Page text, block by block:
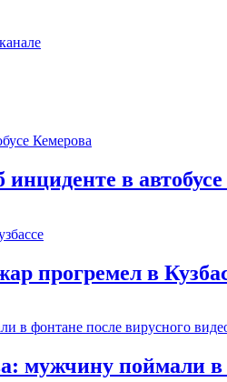
в
прогремел в
мужчину поймали в